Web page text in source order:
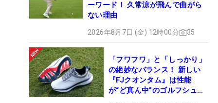
ーワード！ 久常涼が飛んで曲がら
ない理由
2026年8月7日 (金) 12時00分 35
「フワフワ」と「しっかり」
の絶妙なバランス！ 新しい
『FJクオンタム』は性能
が“ど真ん中”のゴルフシュー